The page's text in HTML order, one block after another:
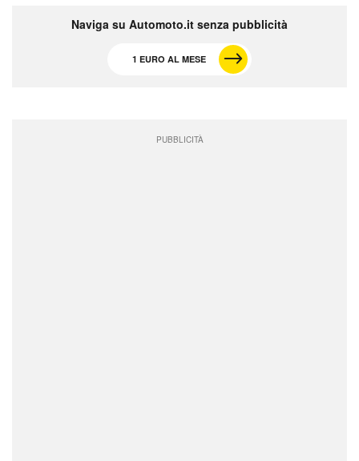
Naviga su Automoto.it senza pubblicità
1 EURO AL MESE
PUBBLICITÀ